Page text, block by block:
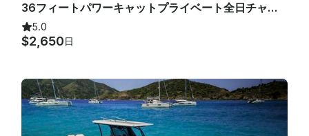
36フィートパワーキャットプライベート全日チャーター-キャプテンとクルー付き-燃料チャージなし
5.0
$2,650日